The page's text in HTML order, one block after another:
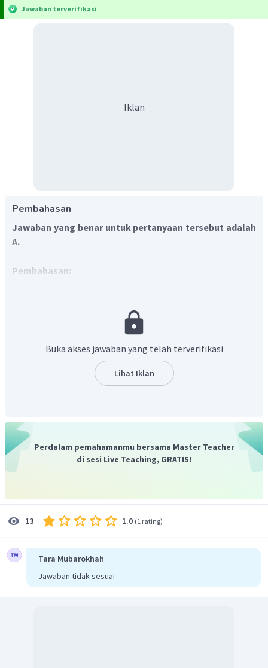
Jawaban terverifikasi
Iklan
Pembahasan
Jawaban yang benar untuk pertanyaan tersebut adalah
A.
Pembahasan:
Sinar yang datang sejajar sumbu utama dibiaskan
Sinar yang datang seolah-olah menuju ke titik fokus
F₂ dibiaskan sejajar sumbu utama.
diteruskan.
Ruang benda di depan lensa cekung hanya ada satu, yaitu
dan bayangan pada lensa cekung:
Aturan ruang benda dan bayangan adalah jumlah ruang
bayangan pada lensa cekung yang benar adalah pilihan A
Buka akses jawaban yang telah terverifikasi
Lihat Iklan
Perdalam pemahamanmu bersama Master Teacher
di sesi Live Teaching, GRATIS!
13 1.0 (1 rating)
Tara Mubarokhah
Jawaban tidak sesuai